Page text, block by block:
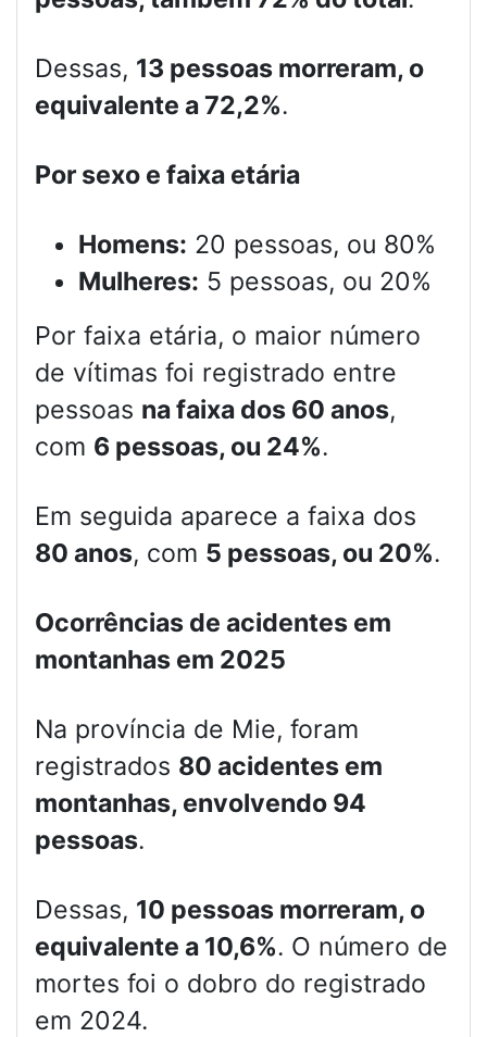
Dessas, 13 pessoas morreram, o
equivalente a 72,2%.
Por sexo e faixa etária
Homens: 20 pessoas, ou 80%
Mulheres: 5 pessoas, ou 20%
Por faixa etária, o maior número
de vítimas foi registrado entre
pessoas na faixa dos 60 anos,
com 6 pessoas, ou 24%.
Em seguida aparece a faixa dos
80 anos, com 5 pessoas, ou 20%.
Ocorrências de acidentes em
montanhas em 2025
Na província de Mie, foram
registrados 80 acidentes em
montanhas, envolvendo 94
pessoas.
Dessas, 10 pessoas morreram, o
equivalente a 10,6%. O número de
mortes foi o dobro do registrado
em 2024.